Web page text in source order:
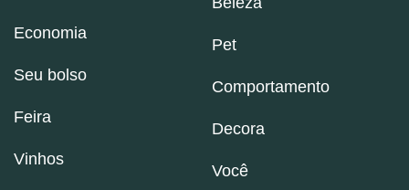
Economia
Seu bolso
Feira
Vinhos
Pet
Comportamento
Decora
Você